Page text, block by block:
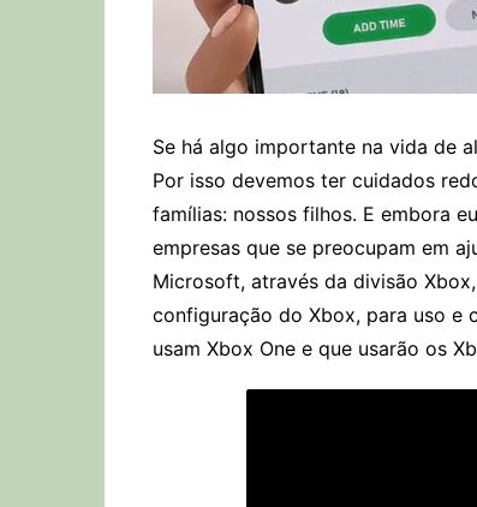
Se há algo importante na vida de
Por isso devemos ter cuidados
famílias: nossos filhos. E embora
empresas que se preocupam em
Microsoft, através da divisão
configuração do Xbox, para uso e
usam Xbox One e que usarão os